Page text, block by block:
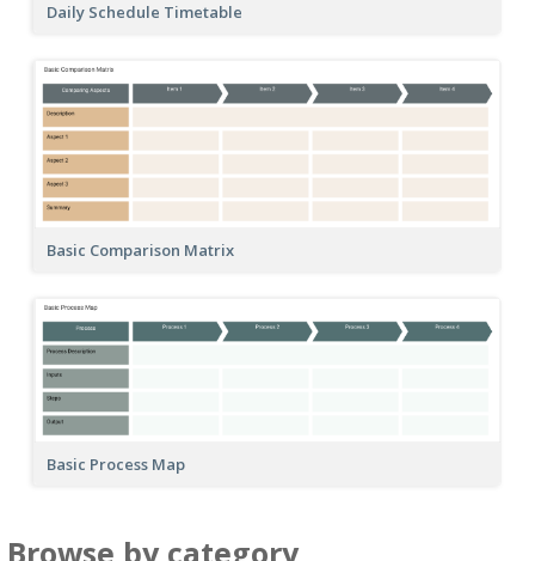
Daily Schedule Timetable
Basic Comparison Matrix
Basic Process Map
Browse by category